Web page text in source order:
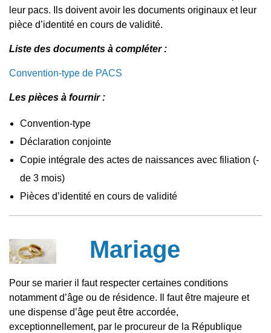
leur pacs. Ils doivent avoir les documents originaux et leur
pièce d’identité en cours de validité.
Liste des documents à compléter :
Convention-type de PACS
Les pièces à fournir :
Convention-type
Déclaration conjointe
Copie intégrale des actes de naissances avec filiation (-
de 3 mois)
Pièces d’identité en cours de validité
Mariage
Pour se marier il faut respecter certaines conditions
notamment d’âge ou de résidence. Il faut être majeure et
une dispense d’âge peut être accordée,
exceptionnellement, par le procureur de la République